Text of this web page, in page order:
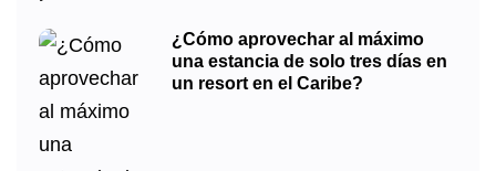
¿Cómo aprovechar al máximo
una estancia de solo tres días en
un resort en el Caribe?